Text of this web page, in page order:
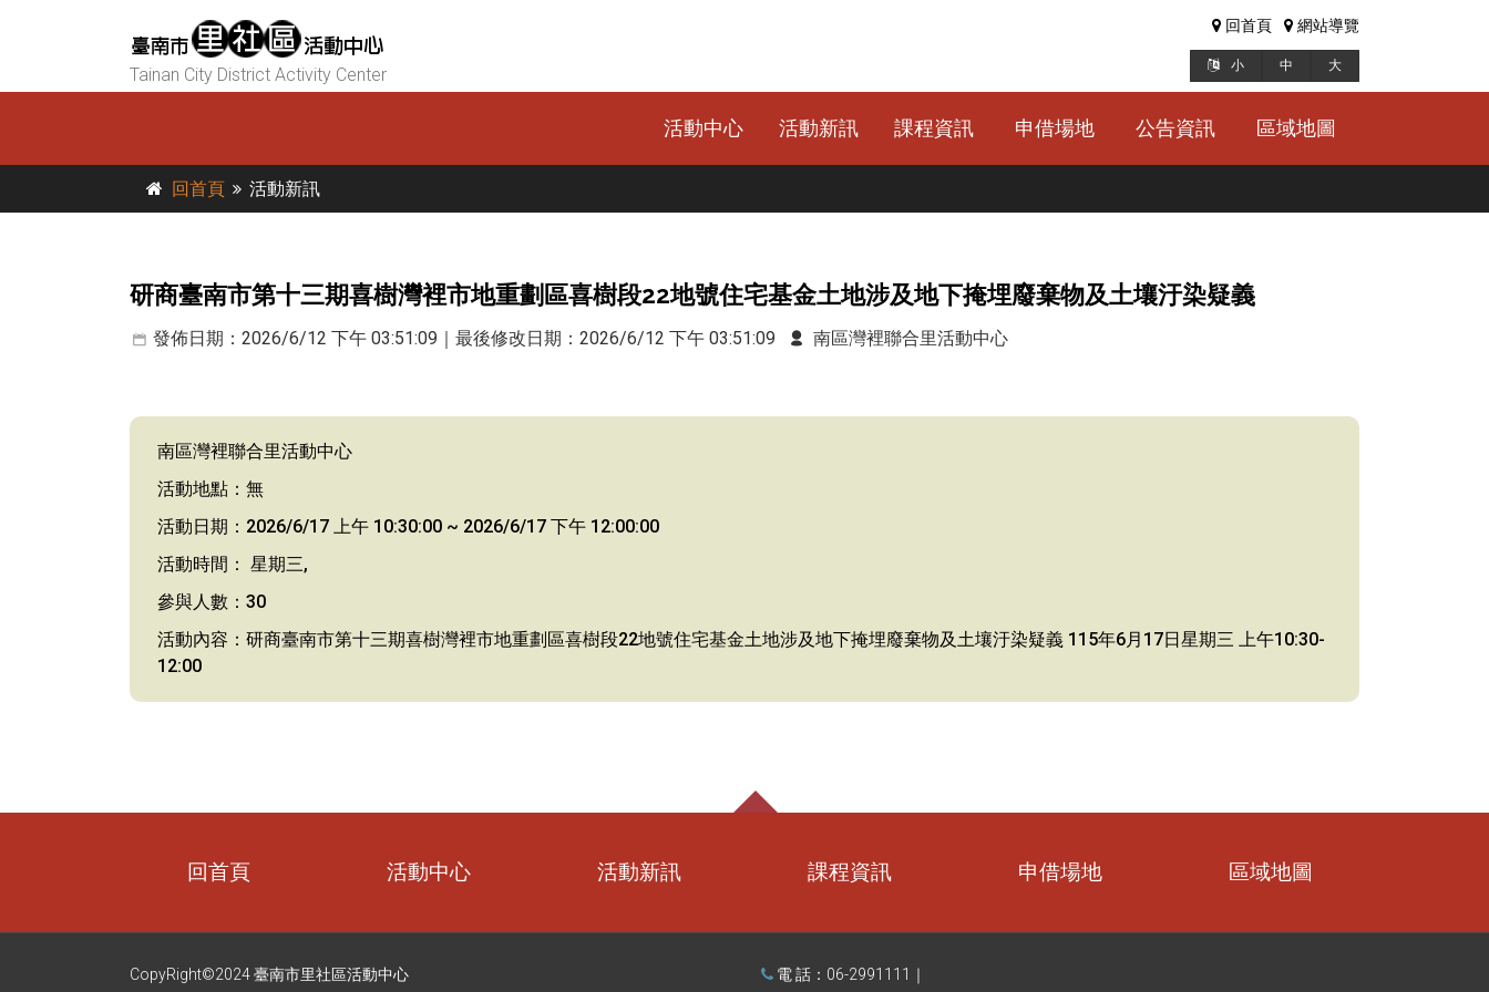
Tainan City District Activity Center
回首頁 網站導覽
小 中 大
活動中心 活動新訊 課程資訊 申借場地 公告資訊 區域地圖
回首頁 活動新訊
研商臺南市第十三期喜樹灣裡市地重劃區喜樹段22地號住宅基金土地涉及地下掩埋廢棄物及土壤汙染疑義
發佈日期：2026/6/12 下午 03:51:09｜最後修改日期：2026/6/12 下午 03:51:09 南區灣裡聯合里活動中心
南區灣裡聯合里活動中心
活動地點：無
活動日期：2026/6/17 上午 10:30:00 ~ 2026/6/17 下午 12:00:00
活動時間： 星期三,
參與人數：30
活動內容：研商臺南市第十三期喜樹灣裡市地重劃區喜樹段22地號住宅基金土地涉及地下掩埋廢棄物及土壤汙染疑義 115年6月17日星期三 上午10:30-
12:00
回首頁 活動中心 活動新訊 課程資訊 申借場地 區域地圖
CopyRight©2024 臺南市里社區活動中心 電 話：06-2991111｜